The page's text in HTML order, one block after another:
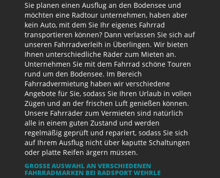
Sie planen einen Ausflug an den Bodensee und
möchten eine Radtour unternehmen, haben aber
kein Auto, mit dem Sie Ihr eigenes Fahrrad
transportieren können? Dann verlassen Sie sich auf
unseren Fahrradverleih in Überlingen. Wir bieten
Ihnen unterschiedliche Räder zum Mieten an.
Unternehmen Sie mit dem Fahrrad schöne Touren
rund um den Bodensee. Im Bereich
Fahrradvermietung haben wir verschiedene
Angebote für Sie, sodass Sie Ihren Urlaub in vollen
Zügen und an der frischen Luft genießen können.
Unsere Fahrräder zum Vermieten sind natürlich
alle in einem guten Zustand und werden
regelmäßig geprüft und repariert, sodass Sie sich
auf Ihrem Ausflug nicht über kaputte Schaltungen
oder platte Reifen ärgern müssen.
GROSSE AUSWAHL AN VERSCHIEDENEN F
AHRRADMARKEN BEI RADSPORT WEHRLE